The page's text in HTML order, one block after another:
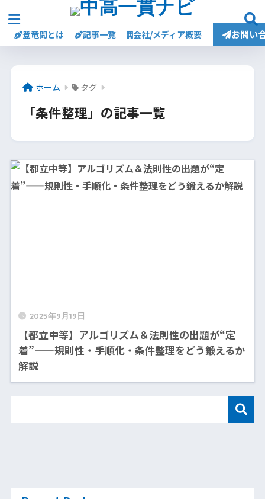
登竜問とは 記事一覧 会社/メディア概要 お問い
ホーム タグ
「条件整理」の記事一覧
2025年9月19日
【都立中等】アルゴリズム＆法則性の出題が“定
着”——規則性・手順化・条件整理をどう鍛えるか
解説